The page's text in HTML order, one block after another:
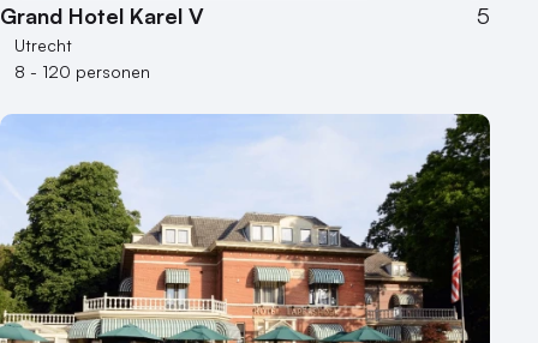
Grand Hotel Karel V 5
Utrecht
8 - 120 personen